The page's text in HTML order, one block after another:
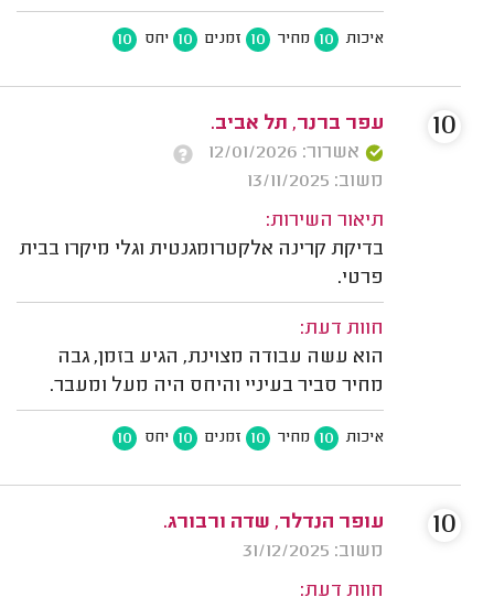
איכות 10 מחיר 10 זמנים 10 יחס 10
עפר ברנר, תל אביב.
אשרור: 12/01/2026
משוב: 13/11/2025
תיאור השירות:
בדיקת קרינה אלקטרומגנטית וגלי מיקרו בבית
פרטי.
חוות דעת:
הוא עשה עבודה מצוינת, הגיע בזמן, גבה
מחיר סביר בעיניי והיחס היה מעל ומעבר.
איכות 10 מחיר 10 זמנים 10 יחס 10
10
עופר הנדלר, שדה ורבורג.
משוב: 31/12/2025
חוות דעת:
10